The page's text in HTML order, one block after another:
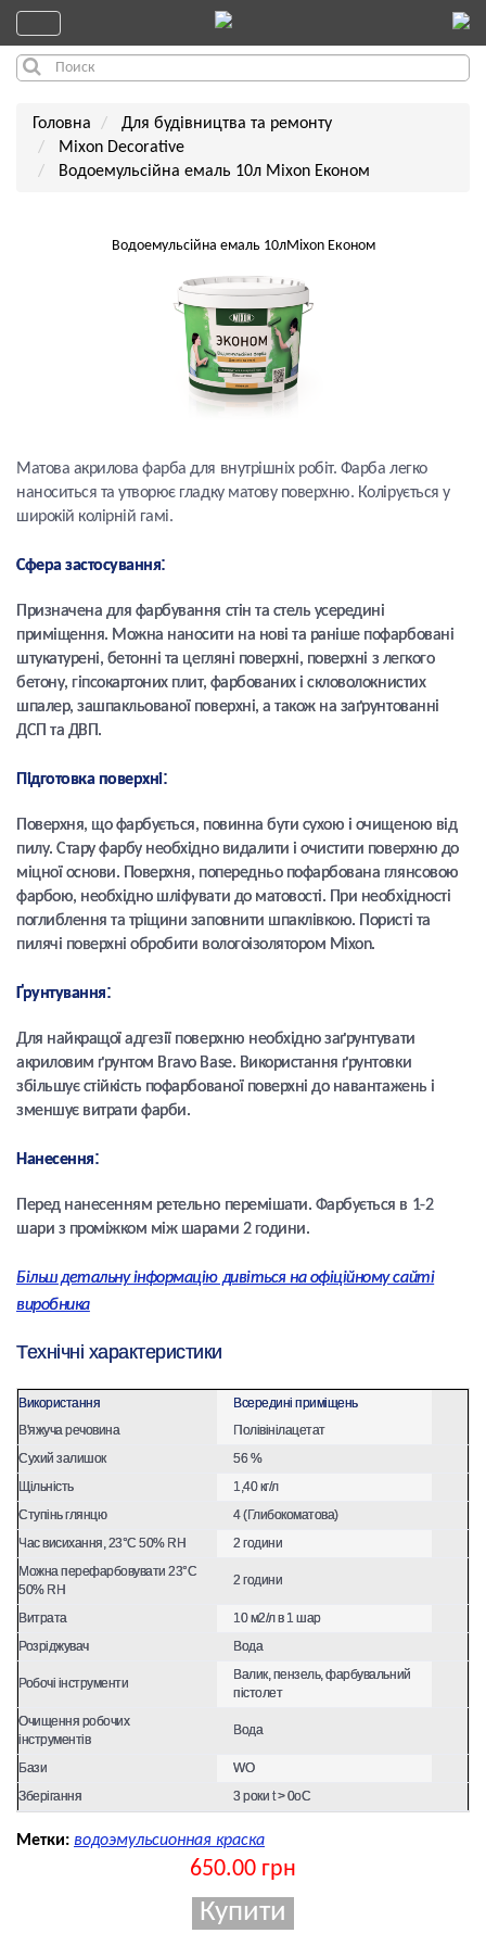
Головна
Для будівництва та ремонту
Mixon Decorative
Водоемульсійна емаль 10л Mixon Економ
Водоемульсійна емаль 10лMixon Економ
Матова акрилова фарба для внутрішніх робіт. Фарба легко
наноситься та утворює гладку матову поверхню. Колірується у
широкій колірній гамі.
Сфера застосування:
Призначена для фарбування стін та стель усередині
приміщення. Можна наносити на нові та раніше пофарбовані
штукатурені, бетонні та цегляні поверхні, поверхні з легкого
бетону, гіпсокартоних плит, фарбованих і скловолокнистих
шпалер, зашпакльованої поверхні, а також на заґрунтованні
ДСП та ДВП.
Підготовка поверхні:
Поверхня, що фарбується, повинна бути сухою і очищеною від
пилу. Стару фарбу необхідно видалити і очистити поверхню до
міцної основи. Поверхня, попередньо пофарбована глянсовою
фарбою, необхідно шліфувати до матовості. При необхідності
поглиблення та тріщини заповнити шпаклівкою. Пористі та
пилячі поверхні обробити вологоізолятором Mixon.
Ґрунтування:
Для найкращої адгезії поверхню необхідно заґрунтувати
акриловим ґрунтом Bravo Base. Використання ґрунтовки
збільшує стійкість пофарбованої поверхні до навантажень і
зменшує витрати фарби.
Нанесення:
Перед нанесенням ретельно перемішати. Фарбується в 1-2
шари з проміжком між шарами 2 години.
Більш детальну інформацію дивіться на офіційному сайті
виробника
Технічні характеристики
Використання
Всередині приміщень
В'яжуча речовина
Полівінілацетат
Сухий залишок
56 %
Щільність
1,40 кг/л
Ступінь глянцю
4 (Глибокоматова)
Час висихання, 23°С 50% RH
2 години
Можна перефарбовувати 23°С
50% RH
2 години
Витрата
10 м2/л в 1 шар
Розріджувач
Вода
Робочі інструменти
Валик, пензель, фарбувальний
пістолет
Очищення робочих
інструментів
Вода
Бази
WO
Зберігання
3 роки t > 0оC
Метки: водоэмульсионная краска
650.00 грн